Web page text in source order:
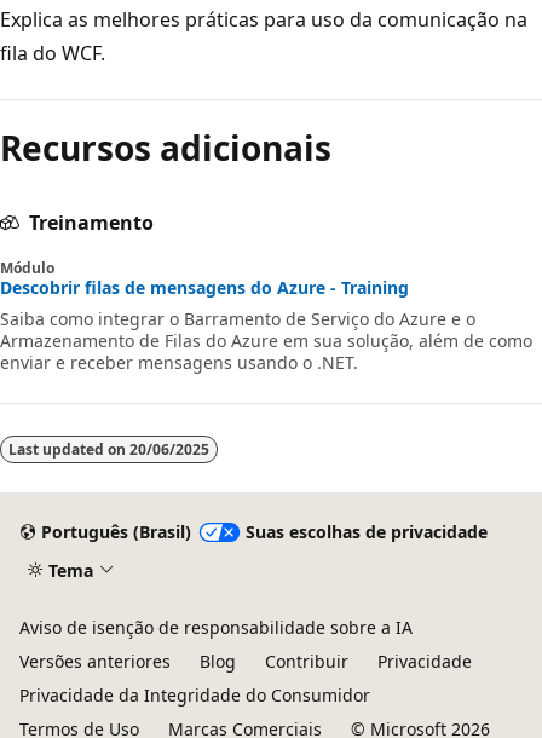
Explica as melhores práticas para uso da comunicação na
fila do WCF.
Recursos adicionais
Treinamento
Módulo
Descobrir filas de mensagens do Azure - Training
Saiba como integrar o Barramento de Serviço do Azure e o
Armazenamento de Filas do Azure em sua solução, além de como
enviar e receber mensagens usando o .NET.
Last updated on 20/06/2025
Português (Brasil)
Suas escolhas de privacidade
Tema
Aviso de isenção de responsabilidade sobre a IA
Versões anteriores
Blog Contribuir
Privacidade
Privacidade da Integridade do Consumidor
Termos de Uso
Marcas Comerciais © Microsoft 2026